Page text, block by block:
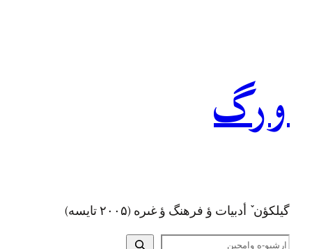
ورگ
گيلکؤن ٚ أدبیات ؤ فرهنگ ؤ غىره (۲۰۰۵ تايسه)
ج